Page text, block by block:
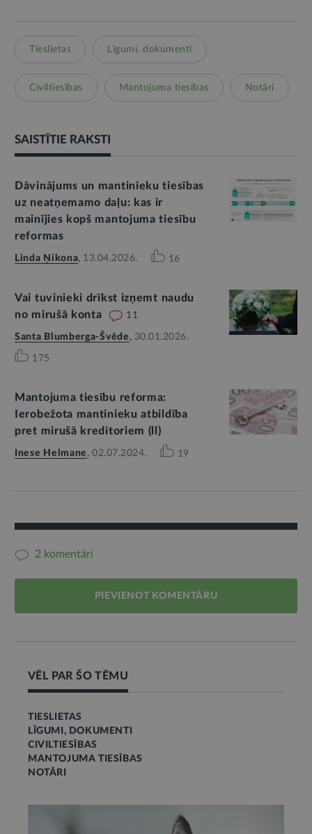
Tieslietas Līgumi, dokumenti
Civiltiesības Mantojuma tiesības Notāri
SAISTĪTIE RAKSTI
Dāvinājums un mantinieku tiesības
uz neatņemamo daļu: kas ir
mainījies kopš mantojuma tiesību
reformas
Linda Ņikona, 13.04.2026. 16
Vai tuvinieki drīkst izņemt naudu
no mirušā konta
11
Santa Blumberga-Švēde , 30.01.2026.
175
Mantojuma tiesību reforma:
Ierobežota mantinieku atbildība
pret mirušā kreditoriem (ll)
Inese Helmane ,02.07.2024. 19
2 komentāri
PIEVIENOT KOMENTĀRU
VĒL PAR ŠO TĒMU
TIESLIETAS
LĪGUMI, DOKUMENTI
CIVILTIESĪBAS
MANTOJUMA TIESĪBAS
NOTĀRI